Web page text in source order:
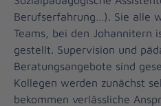
Berufserfahrung…). Sie alle
Teams, bei den Johannitern
gestellt. Supervision und
Beratungsangebote sind
Kollegen werden zunächst
bekommen verlässliche